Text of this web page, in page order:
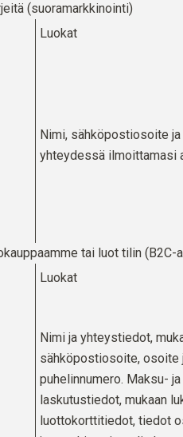
(suoramarkkinointi)
Luokat
Nimi, sähköpostiosoite
yhteydessä ilmoittamasi
tai luot tilin (B2C-
Luokat
Nimi ja yhteystiedot,
sähköpostiosoite, osoite
puhelinnumero. Maksu- ja
laskutustiedot, mukaan
luottokorttitiedot, tiedot